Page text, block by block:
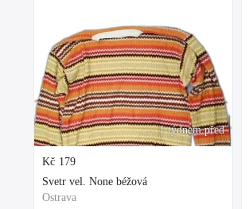
1 týdnem před
Kč 179
Svetr vel. None béžová
Ostrava